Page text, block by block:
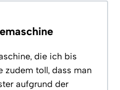
die ich bis
zudem toll, dass man
aufgrund der